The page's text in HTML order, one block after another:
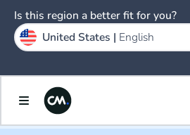
Is this region a better fit for you?
United States | English